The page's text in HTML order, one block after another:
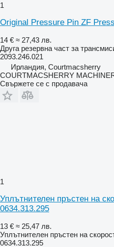
1
Original Pressure Pin ZF
14 € ≈ 27,43 лв.
Друга резервна част за
2093.246.021
Ирландия, Courtmacsherry
COURTMACSHERRY
Свържете се с продавача
1
Уплътнителен пръстен на
0634.313.295
13 € ≈ 25,47 лв.
Уплътнителен пръстен на
0634.313.295